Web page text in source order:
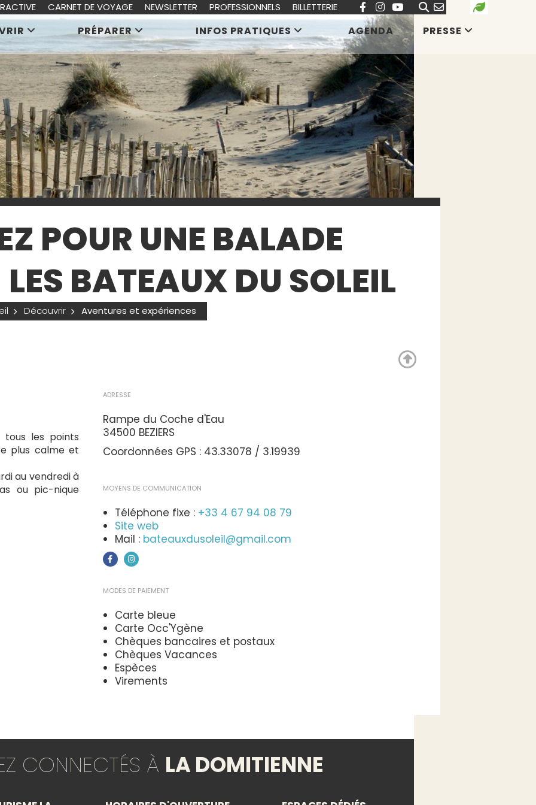
POUR UNE BALADE
BATEAUX DU SOLEIL
Découvrir Aventures et expériences
tous les points
plus calme et
au vendredi à
ou pic-nique
ADRESSE
Rampe du Coche d'Eau
34500 BEZIERS
Coordonnées GPS : 43.33078 / 3.19939
MOYENS DE COMMUNICATION
Téléphone fixe : +33 4 67 94 08 79
Site web
Mail : bateauxdusoleil@gmail.com
MODES DE PAIEMENT
Carte bleue
Carte Occ'Ygène
Chèques bancaires et postaux
Chèques Vacances
Espèces
Virements
Réception groupes : non
PRÉPARER INFOS PRATIQUES AGENDA PRESSE
CARNET DE VOYAGE NEWSLETTER PROFESSIONNELS BILLETTERIE
CONNECTÉS À LA DOMITIENNE